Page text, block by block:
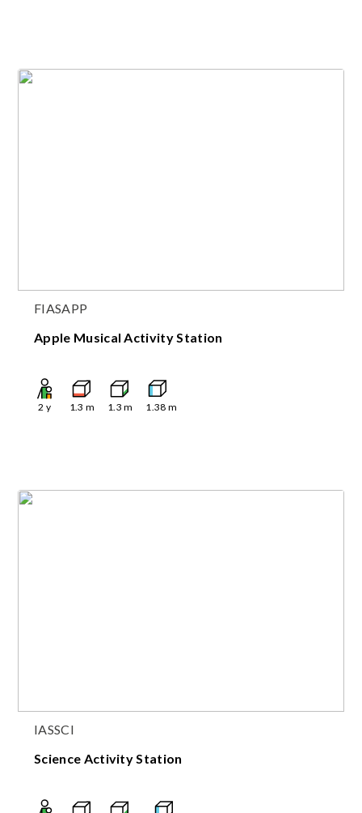
FIASAPP
Apple Musical Activity Station
2 y 1.3 m 1.3 m 1.38 m
IASSCI
Science Activity Station